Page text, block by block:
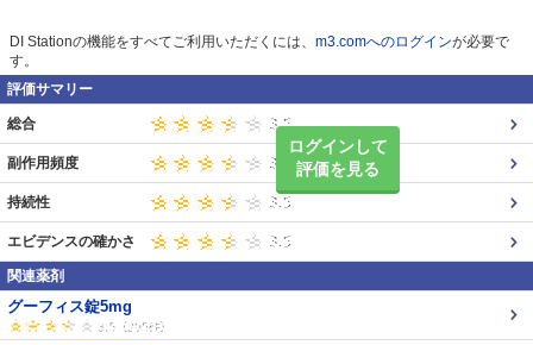
DI Stationの機能をすべてご利用いただくには、 m3.comへのログインが必要で
す。
評価サマリー
ログインして
評価を見る
総合
副作用頻度
持続性
エビデンスの確かさ
関連薬剤
グーフィス錠5mg